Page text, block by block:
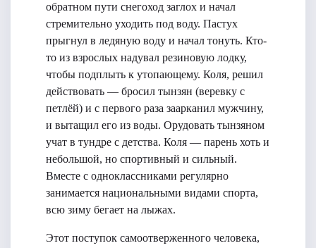
обратном пути снегоход заглох и начал
стремительно уходить под воду. Пастух
прыгнул в ледяную воду и начал тонуть. Кто-
то из взрослых надувал резиновую лодку,
чтобы подплыть к утопающему. Коля, решил
действовать — бросил тынзян (веревку с
петлёй) и с первого раза заарканил мужчину,
и вытащил его из воды. Орудовать тынзяном
учат в тундре с детства. Коля — парень хоть и
небольшой, но спортивный и сильный.
Вместе с одноклассниками регулярно
занимается национальными видами спорта,
всю зиму бегает на лыжах.
Этот поступок самоотверженного человека,